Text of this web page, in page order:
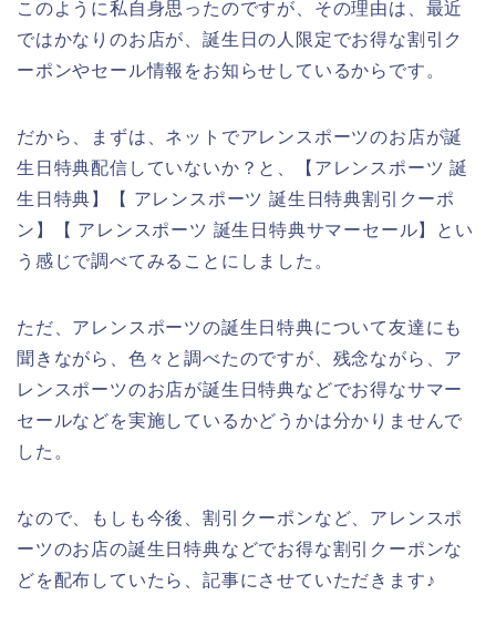
このように私自身思ったのですが、その理由は、最近
ではかなりのお店が、誕生日の人限定でお得な割引ク
ーポンやセール情報をお知らせしているからです。
だから、まずは、ネットでアレンスポーツのお店が誕
生日特典配信していないか？と、【アレンスポーツ 誕
生日特典】【 アレンスポーツ 誕生日特典割引クーポ
ン】【 アレンスポーツ 誕生日特典サマーセール】とい
う感じで調べてみることにしました。
ただ、アレンスポーツの誕生日特典について友達にも
聞きながら、色々と調べたのですが、残念ながら、ア
レンスポーツのお店が誕生日特典などでお得なサマー
セールなどを実施しているかどうかは分かりませんで
した。
なので、もしも今後、割引クーポンなど、アレンスポ
ーツのお店の誕生日特典などでお得な割引クーポンな
どを配布していたら、記事にさせていただきます♪